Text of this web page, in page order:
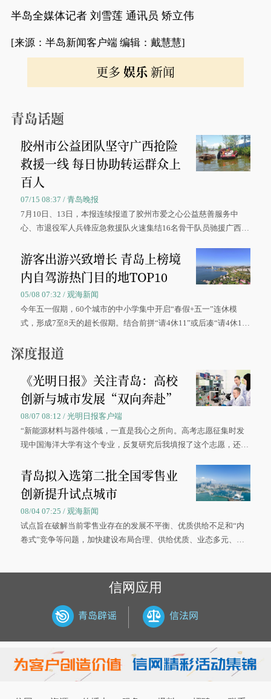
半岛全媒体记者 刘雪莲 通讯员 矫立伟
[来源：半岛新闻客户端 编辑：戴慧慧]
更多 娱乐新闻
青岛话题
胶州市公益团队坚守广西抢险
救援一线 每日协助转运群众上
百人
07/15 08:37 / 青岛晚报
7月10日、13日，本报连续报道了胶州市爱之心公益慈善服务中
心、市退役军人兵锋应急救援队火速集结16名骨干队员驰援广西灾
游客出游兴致增长 青岛上榜境
内自驾游热门目的地TOP10
05/08 07:32 / 观海新闻
今年五一假期，60个城市的中小学集中开启“春假+五一”连休模
式，形成7至8天的超长假期。结合前拼“请4休11”或后凑“请4休1
深度报道
《光明日报》关注青岛：高校
创新与城市发展“双向奔赴”
08/07 08:12 / 光明日报客户端
“新能源材料与器件领域，一直是我心之所向。高考志愿征集时发
现中国海洋大学有这个专业，反复研究后我填报了这个志愿，还真
大学材料科学与工程学院材料类专业的录取通知书。
青岛拟入选第二批全国零售业
创新提升试点城市
08/04 07:25 / 观海新闻
试点旨在破解当前零售业存在的发展不平衡、优质供给不足和“内
卷式”竞争等问题，加快建设布局合理、供给优质、业态多元、智
信网应用